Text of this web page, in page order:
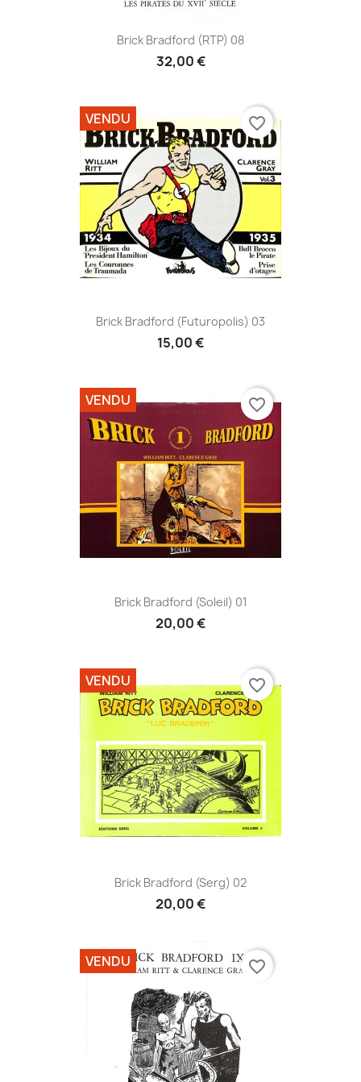
Brick Bradford (RTP) 08
32,00 €
Brick Bradford (Futuropolis) 03
15,00 €
VENDU favorite_border
Brick Bradford (Soleil) 01
20,00 €
VENDU favorite_border
Brick Bradford (Serg) 02
20,00 €
VENDU favorite_border
VENDU favorite_border